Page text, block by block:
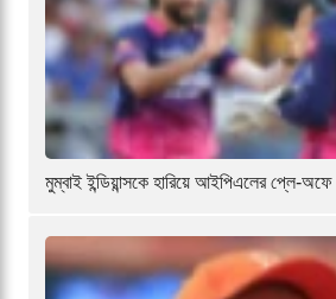
মুম্বাই ইন্ডিয়ান্সকে হারিয়ে আইপিএলের প্লে-